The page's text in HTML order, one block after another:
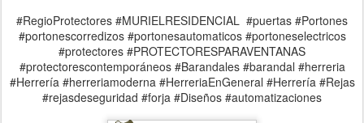
#RegioProtectores #MURIELRESIDENCIAL #puertas #Portones
#portonescorredizos #portonesautomaticos #portoneselectricos
#protectores #PROTECTORESPARAVENTANAS
#protectorescontemporáneos #Barandales #barandal #herreria
#Herrería #herreriamoderna #HerreriaEnGeneral #Herrería #Rejas
#rejasdeseguridad #forja #Diseños #automatizaciones